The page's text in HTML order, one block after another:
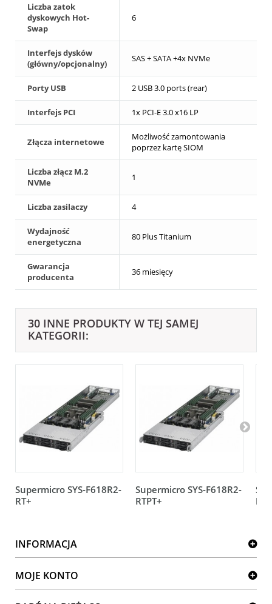
Liczba zatok
dyskowych Hot-
Swap
6
Interfejs dysków
(główny/opcjonalny)
SAS + SATA +4x NVMe
Porty USB 2 USB 3.0 ports (rear)
Interfejs PCI 1x PCI-E 3.0 x16 LP
Złącza internetowe
Możliwość zamontowania
poprzez kartę SIOM
Liczba złącz M.2
NVMe
1
Liczba zasilaczy 4
Wydajność
energetyczna
80 Plus Titanium
Gwarancja
producenta
36 miesięcy
30 INNE PRODUKTY W TEJ SAMEJ
KATEGORII:
Supermicro SYS-F618R2-
RT+
Supermicro SYS-F618R2-
RTPT+
INFORMACJA
MOJE KONTO